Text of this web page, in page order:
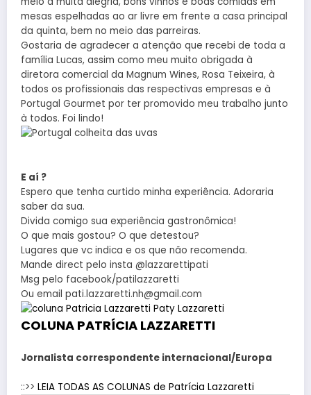
mesas espelhadas ao ar livre em frente a casa principal
da quinta, bem no meio das parreiras.
Gostaria de agradecer a atenção que recebi de toda a
família Lucas, assim como meu muito obrigada à
diretora comercial da Magnum Wines, Rosa Teixeira, à
todos os profissionais das respectivas empresas e à
Portugal Gourmet por ter promovido meu trabalho junto
à todos. Foi lindo!
E aí ?
Espero que tenha curtido minha experiência. Adoraria
saber da sua.
Divida comigo sua experiência gastronômica!
O que mais gostou? O que detestou?
Lugares que vc indica e os que não recomenda.
Mande direct pelo insta @lazzarettipati
Msg pelo facebook/patilazzaretti
Ou email pati.lazzaretti.nh@gmail.com
COLUNA PATRÍCIA LAZZARETTI
Jornalista correspondente internacional/Europa
::>> LEIA TODAS AS COLUNAS de Patrícia Lazzaretti